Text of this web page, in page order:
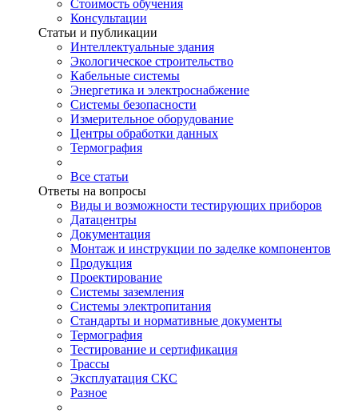
Стоимость обучения
Консультации
Статьи и публикации
Интеллектуальные здания
Экологическое строительство
Кабельные системы
Энергетика и электроснабжение
Системы безопасности
Измерительное оборудование
Центры обработки данных
Термография
Все статьи
Ответы на вопросы
Виды и возможности тестирующих приборов
Датацентры
Документация
Монтаж и инструкции по заделке компонентов
Продукция
Проектирование
Системы заземления
Системы электропитания
Стандарты и нормативные документы
Термография
Тестирование и сертификация
Трассы
Эксплуатация СКС
Разное